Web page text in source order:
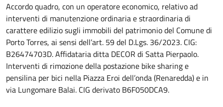
Accordo quadro, con un operatore economico, relativo ad
interventi di manutenzione ordinaria e straordinaria di
carattere edilizio sugli immobili del patrimonio del Comune di
Porto Torres, ai sensi dell’art. 59 del D.Lgs. 36/2023. CIG:
B26474703D. Affidataria ditta DECOR di Satta Pierpaolo.
Interventi di rimozione della postazione bike sharing e
pensilina per bici nella Piazza Eroi dell’onda (Renaredda) e in
via Lungomare Balai. CIG derivato B6F050DCA9.